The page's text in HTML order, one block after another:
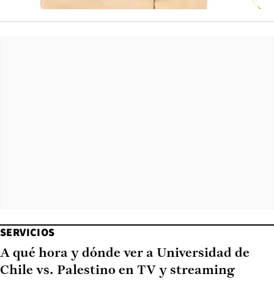
SERVICIOS
A qué hora y dónde ver a Universidad de
Chile vs. Palestino en TV y streaming